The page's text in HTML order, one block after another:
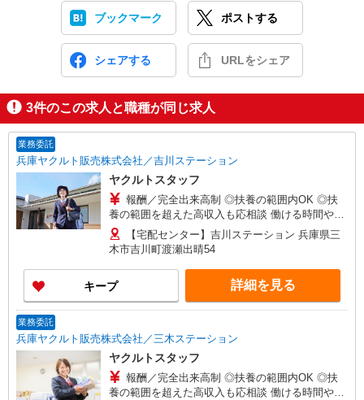
ブックマーク ポストする
シェアする URLをシェア
3件のこの求人と職種が同じ求人
業務委託
兵庫ヤクルト販売株式会社／吉川ステーション
ヤクルトスタッフ
報酬／完全出来高制 ◎扶養の範囲内OK ◎扶
養の範囲を超えた高収入も応相談 働ける時間や環
境に合わせて最大限に考慮します。 お気軽にお問
い合わせください！ ※収入補償／月10万円 ※収
入補償期間／12ヶ月間 ※研修期間中は日当支払い
あり（3,000円/日、13日間、9：45〜14：00） 収
入保障期間：12か月
【宅配センター】吉川ステーション 兵庫県三
木市吉川町渡瀬出晴54
キープ 詳細を見る
業務委託
兵庫ヤクルト販売株式会社／三木ステーション
ヤクルトスタッフ
報酬／完全出来高制 ◎扶養の範囲内OK ◎扶
養の範囲を超えた高収入も応相談 働ける時間や環